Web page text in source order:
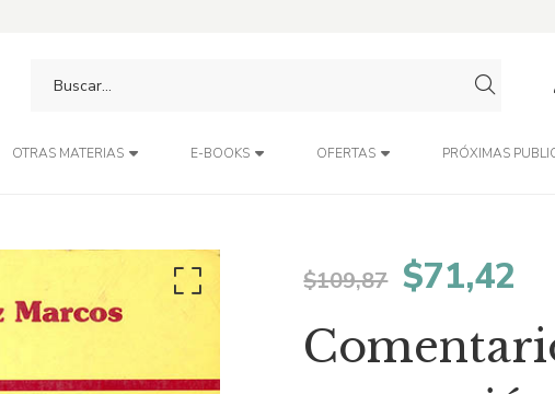
OTRAS MATERIAS E-BOOKS OFERTAS PRÓXIMAS
$109,87 El
precio
original
$71,42